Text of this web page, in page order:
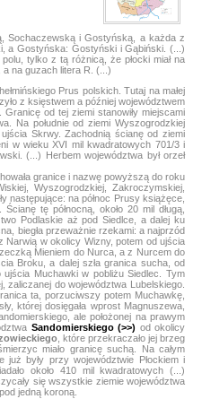
Sochaczewską i Gostyńską, a każda z
a Gostyńska: Gostyński i Gąbiński. (...)
tylko z tą różnicą, że płocki miał na
a na guzach litera R. (...)
Prus polskich. Tutaj na małej
z księstwem a później województwem
od tej ziemi stanowiły miejscami
Na południe od ziemi Wyszogrodzkiej
Skrwy. Zachodnią ścianę od ziemi
w wieku XVI mil kwadratowych 701/3 i
(...) Herbem województwa był orzeł
granice i nazwę powyższą do roku
Wyszogrodzkiej, Zakroczymskiej,
następujące: na północ Prusy książęce,
tę północną, około 20 mil długą,
Podlaskie aż pod Siedlce, a dalej ku
biegła przeważnie rzekami: a najprzód
Narwią w okolicy Wizny, potem od ujścia
Mieniem do Nurca, a z Nurcem do
Broku, a dalej szła granica sucha, od
Muchawki w pobliżu Siedlec. Tym
zaliczanej do województwa Lubelskiego.
ta, porzuciwszy potem Muchawkę,
której dosięgała wprost Magnuszewa,
ale położonej na prawym
Sandomierskiego (>>) od okolicy
, które przekraczało jej brzeg
miało granicę suchą. Na całym
były przy województwie Płockiem i
około 410 mil kwadratowych (...)
się wszystkie ziemie województwa
jedną koroną.